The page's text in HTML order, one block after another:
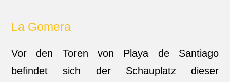
La Gomera
Vor den Toren von Playa de Santiago
befindet sich der Schauplatz dieser